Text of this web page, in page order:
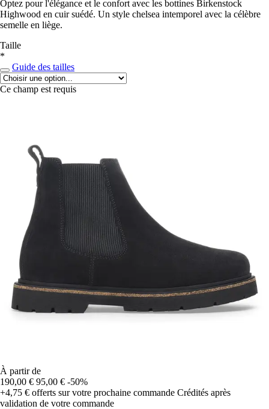
Optez pour l'élégance et le confort avec les bottines Birkenstock
Highwood en cuir suédé. Un style chelsea intemporel avec la célèbre
semelle en liège.
Taille
*
Guide des tailles
Ce champ est requis
À partir de
190,00 € 95,00 € -50%
+4,75 € offerts sur votre prochaine commande Crédités après
validation de votre commande